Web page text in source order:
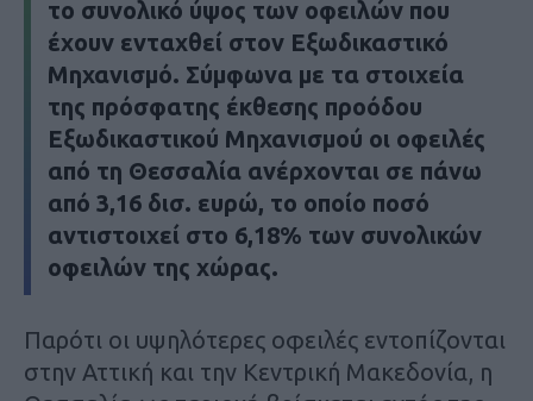
το συνολικό ύψος των οφειλών που
έχουν ενταχθεί στον Εξωδικαστικό
Μηχανισμό. Σύμφωνα με τα στοιχεία
της πρόσφατης έκθεσης προόδου
Εξωδικαστικού Μηχανισμού οι οφειλές
από τη Θεσσαλία ανέρχονται σε πάνω
από 3,16 δισ. ευρώ, το οποίο ποσό
αντιστοιχεί στο 6,18% των συνολικών
οφειλών της χώρας.
Παρότι οι υψηλότερες οφειλές εντοπίζονται
στην Αττική και την Κεντρική Μακεδονία, η